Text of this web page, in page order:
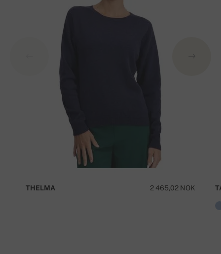
2 465,02 NOK
THELMA